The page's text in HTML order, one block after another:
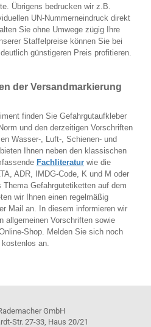
Übrigens bedrucken wir z.B.
UN-Nummerneindruck direkt
Sie ohne Umwege zügig Ihre
Staffelpreise können Sie bei
günstigeren Preis profitieren.
der Versandmarkierung
finden Sie Gefahrgutaufkleber
und den derzeitigen Vorschriften
Wasser-, Luft-, Schienen- und
Ihnen neben den klassischen
Fachliteratur wie die
ADR, IMDG-Code, K und M oder
Thema Gefahrgutetiketten auf dem
wir Ihnen einen regelmäßig
Mail an. In diesem informieren wir
allgemeinen Vorschriften sowie
Shop. Melden Sie sich noch
kostenlos an.
GmbH
Str. 27-33, Haus 20/21